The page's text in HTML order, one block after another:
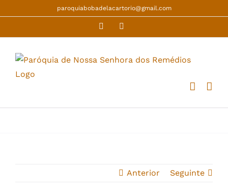
content
paroquiabobadelacartorio@gmail.com
Facebook
Anterior Seguinte